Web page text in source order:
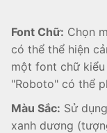
Font Chữ: Chọn
có thể thể hiện
một font chữ kiểu
"Roboto" có thể
Màu Sắc: Sử
xanh dương